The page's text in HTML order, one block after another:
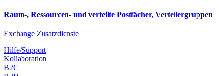
Raum-, Ressourcen- und verteilte Postfächer, Verteilergruppen
Exchange Zusatzdienste
Hilfe/Support
Kollaboration
B2C